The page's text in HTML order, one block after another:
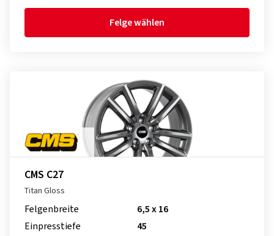
Felge wählen
CMS C27
Titan Gloss
Felgenbreite
6,5 x 16
Einpresstiefe
45